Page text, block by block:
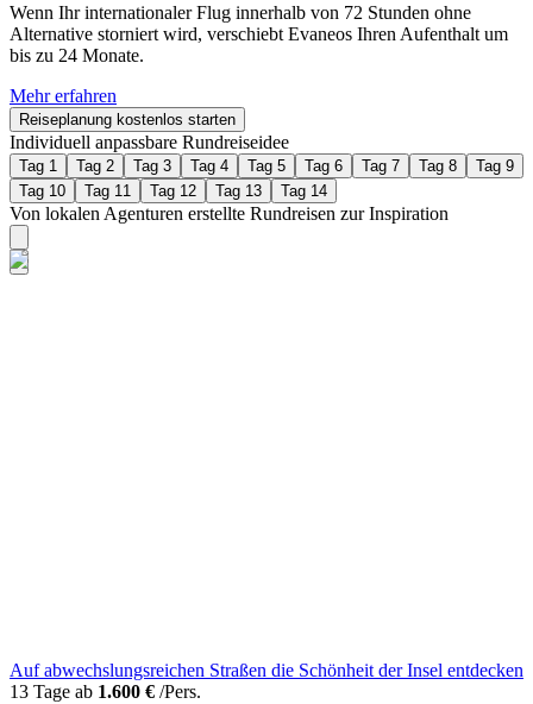
Wenn Ihr internationaler Flug innerhalb von 72 Stunden ohne
Alternative storniert wird, verschiebt Evaneos Ihren Aufenthalt um
bis zu 24 Monate.
Mehr erfahren
Reiseplanung kostenlos starten
Individuell anpassbare Rundreiseidee
Tag 1 Tag 2 Tag 3 Tag 4 Tag 5 Tag 6 Tag 7 Tag 8
Tag 9
Tag 10
Tag 11 Tag 12 Tag 13 Tag 14
Von lokalen Agenturen erstellte Rundreisen zur Inspiration
Auf abwechslungsreichen Straßen die Schönheit der Insel entdecken
13 Tage ab 1.600 € /Pers.